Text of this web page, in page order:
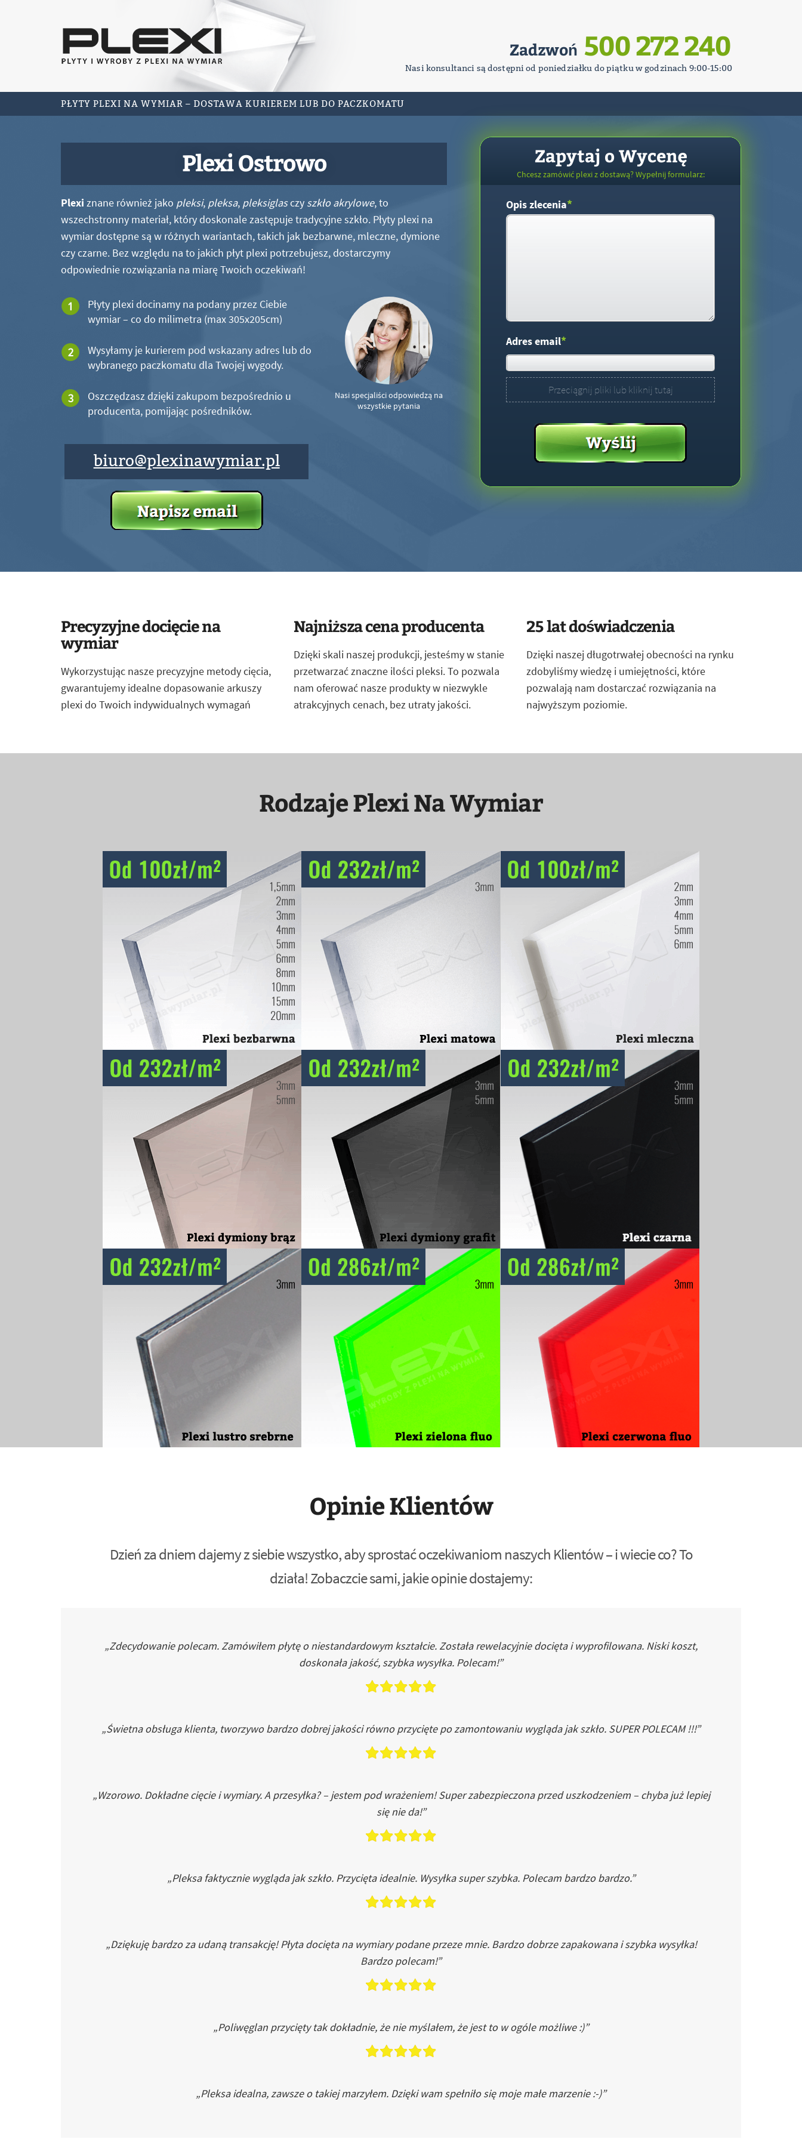
Zadzwoń 500 272 240
Nasi konsultanci są dostępni od poniedziałku do piątku w godzinach 9:00-15:00
PŁYTY PLEXI NA WYMIAR – DOSTAWA KURIEREM LUB DO PACZKOMATU
Plexi Ostrowo
Plexi znane również jako pleksi, pleksa, pleksiglasczy szkło akrylowe, to
wszechstronny materiał, który doskonale zastępuje tradycyjne szkło. Płyty plexi na
wymiar dostępne są w różnych wariantach, takich jak bezbarwne, mleczne, dymione
czy czarne. Bez względu na to jakich płyt plexi potrzebujesz, dostarczymy
odpowiednie rozwiązania na miarę Twoich oczekiwań!
Płyty plexi docinamy na podany przez Ciebie
wymiar – co do milimetra (max 305x205cm)
Wysyłamy je kurierem pod wskazany adres lub do
wybranego paczkomatu dla Twojej wygody.
Oszczędzasz dzięki zakupom bezpośrednio u
producenta, pomijając pośredników.
biuro@plexinawymiar.pl
Nasi specjaliści odpowiedzą na
wszystkie pytania
Zapytaj o Wycenę
Chcesz zamówić plexi z dostawą? Wypełnij formularz:
Opis zlecenia*
Adres email*
Przeciągnij pliki lub kliknij tutaj
Precyzyjne docięcie na
wymiar
Wykorzystując nasze precyzyjne metody cięcia,
gwarantujemy idealne dopasowanie arkuszy
plexi do Twoich indywidualnych wymagań
Najniższa cena producenta
Dzięki skali naszej produkcji, jesteśmy w stanie
przetwarzać znaczne ilości pleksi. To pozwala
nam oferować nasze produkty w niezwykle
atrakcyjnych cenach, bez utraty jakości.
25 lat doświadczenia
Dzięki naszej długotrwałej obecności na rynku
zdobyliśmy wiedzę i umiejętności, które
pozwalają nam dostarczać rozwiązania na
najwyższym poziomie.
Rodzaje Plexi Na Wymiar
Opinie Klientów
Dzień za dniem dajemy z siebie wszystko, aby sprostać oczekiwaniom naszych Klientów – i wiecie co? To
działa! Zobaczcie sami, jakie opinie dostajemy:
„Zdecydowanie polecam. Zamówiłem płytę o niestandardowym kształcie. Została rewelacyjnie docięta i wyprofilowana. Niski koszt,
doskonała jakość, szybka wysyłka. Polecam!”
„Świetna obsługa klienta, tworzywo bardzo dobrej jakości równo przycięte po zamontowaniu wygląda jak szkło. SUPER POLECAM !!!”
„Wzorowo. Dokładne cięcie i wymiary. A przesyłka? – jestem pod wrażeniem! Super zabezpieczona przed uszkodzeniem – chyba już lepiej
się nie da!”
„Pleksa faktycznie wygląda jak szkło. Przycięta idealnie. Wysyłka super szybka. Polecam bardzo bardzo.”
„Dziękuję bardzo za udaną transakcję! Płyta docięta na wymiary podane przeze mnie. Bardzo dobrze zapakowana i szybka wysyłka!
Bardzo polecam!”
„Poliwęglan przycięty tak dokładnie, że nie myślałem, że jest to w ogóle możliwe :)”
„Pleksa idealna, zawsze o takiej marzyłem. Dzięki wam spełniło się moje małe marzenie :-)”